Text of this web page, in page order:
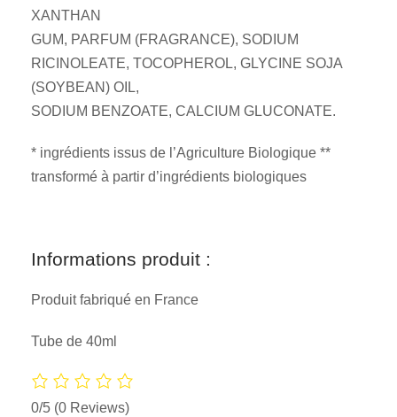
XANTHAN
GUM, PARFUM (FRAGRANCE), SODIUM
RICINOLEATE, TOCOPHEROL, GLYCINE SOJA
(SOYBEAN) OIL,
SODIUM BENZOATE, CALCIUM GLUCONATE.
* ingrédients issus de l’Agriculture Biologique **
transformé à partir d’ingrédients biologiques
Informations produit :
Produit fabriqué en France
Tube de 40ml
0/5 (0 Reviews)